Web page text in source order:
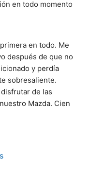
en todo momento
en todo. Me
después de que no
y perdía
sobresaliente.
de las
Mazda. Cien